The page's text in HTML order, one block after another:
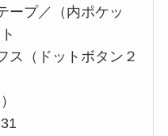
プ／（内ポケッ
（ドットボタン２